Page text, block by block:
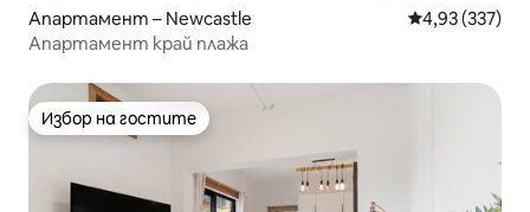
Апартамент – Newcastle Средна
4,93 (337)
Апартамент край плажа
Избор на гостите
Избор на гостите